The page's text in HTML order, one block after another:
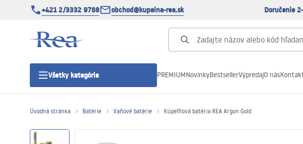
+421 2/3332 9788 obchod@kupelna-rea.sk Doručenie
Všetky kategórie PREMIUMNovinkyBestsellerVýpredajO nás
Úvodná stránka Batérie Vaňové batérie Kúpeľňová batéria REA Argon Gold